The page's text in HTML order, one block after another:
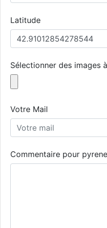
Latitude
Sélectionner des images
Votre Mail
Commentaire pour